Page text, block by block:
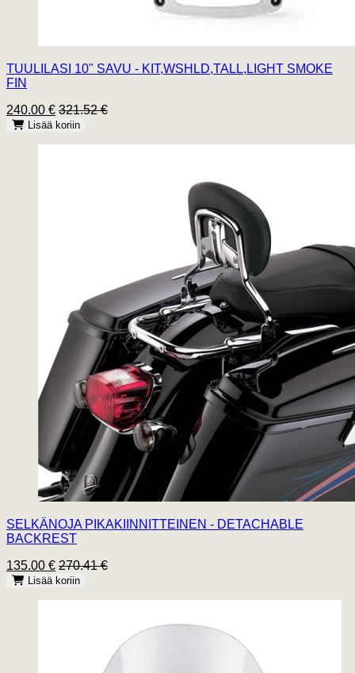
TUULILASI 10" SAVU - KIT,WSHLD,TALL,LIGHT SMOKE
FIN
240.00 € 321.52 €
Lisää koriin
SELKÄNOJA PIKAKIINNITTEINEN - DETACHABLE
BACKREST
135.00 € 270.41 €
Lisää koriin